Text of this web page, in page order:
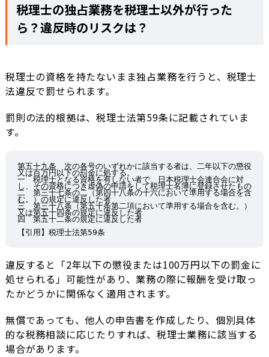
税理士の独占業務を税理士以外が行った
ら？違反時のリスクは？
税理士の資格を持たないまま独占業務を行うと、税理士
法違反で罰せられます。
罰則の法的根拠は、税理士法第59条に記載されていま
す。
第五十九条　次の各号のいずれかに該当する者は、二年以下の懲役
又は百万円以下の罰金に処する。
一　税理士となる資格を有しない者で、日本税理士会連合会に対
し、その資格につき虚偽の申請をして税理士名簿に登録させたもの
二　第三十七条の二（第四十八条の十六において準用する場合を含
む。）の規定に違反した者
三　第三十八条（第五十条第二項において準用する場合を含む。）
又は第五十四条の規定に違反した者
四　第五十二条の規定に違反した者
【引用】税理士法第59条
違反すると「2年以下の懲役または100万円以下の罰金に
処せられる」可能性があり、業務の際に報酬を受け取っ
たかどうかに関係なく適用されます。
無償であっても、他人の申告書を作成したり、個別具体
的な税務相談に応じたりすれば、税理士業務に該当する
場合があります。